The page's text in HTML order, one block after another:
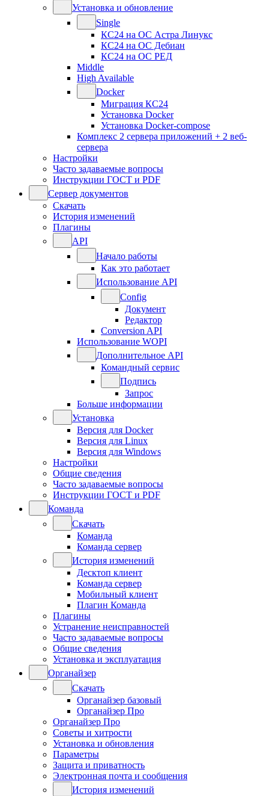
Установка и обновление
Single
КС24 на ОС Астра Линукс
КС24 на ОС Дебиан
КС24 на ОС РЕД
Middle
High Available
Docker
Миграция КС24
Установка Docker
Установка Docker-compose
Комплекс 2 сервера приложений + 2 веб-
сервера
Настройки
Часто задаваемые вопросы
Инструкции ГОСТ и PDF
Сервер документов
Скачать
История изменений
Плагины
API
Начало работы
Как это работает
Использование API
Config
Документ
Редактор
Conversion API
Использование WOPI
Дополнительное API
Командный сервис
Подпись
Запрос
Больше информации
Установка
Версия для Docker
Версия для Linux
Версия для Windows
Настройки
Общие сведения
Часто задаваемые вопросы
Инструкции ГОСТ и PDF
Команда
Скачать
Команда
Команда сервер
История изменений
Десктоп клиент
Команда сервер
Мобильный клиент
Плагин Команда
Плагины
Устранение неисправностей
Часто задаваемые вопросы
Общие сведения
Установка и эксплуатация
Органайзер
Скачать
Органайзер базовый
Органайзер Про
Органайзер Про
Советы и хитрости
Установка и обновления
Параметры
Защита и приватность
Электронная почта и сообщения
История изменений